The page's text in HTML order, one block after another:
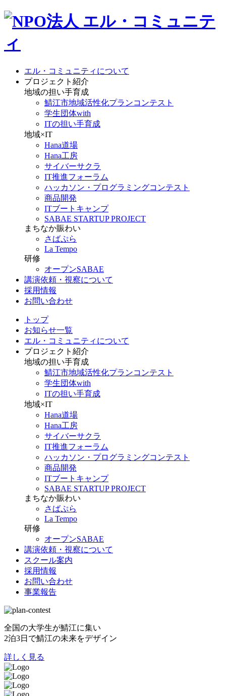
エル・コミュニティについて
プロジェクト紹介
地域の担い手育成
鯖江市地域活性化プランコンテスト
学生団体with
ITの担い手育成
地域×IT
Hana道場
Hana工房
サイバーサクラ
IT推進フォーラム
ハッカソン・プログラミングコンテスト
商品開発
ITブートキャンプ
SABAE STARTUP PROJECT
まちなか賑わい
さばぷら
La Tempo
研修
オープンSABAE
講演依頼・視察について
採用情報
お問い合わせ
トップ
お知らせ一覧
エル・コミュニティについて
プロジェクト紹介
地域の担い手育成
鯖江市地域活性化プランコンテスト
学生団体with
ITの担い手育成
地域×IT
Hana道場
Hana工房
サイバーサクラ
IT推進フォーラム
ハッカソン・プログラミングコンテスト
商品開発
ITブートキャンプ
SABAE STARTUP PROJECT
まちなか賑わい
さばぷら
La Tempo
研修
オープンSABAE
講演依頼・視察について
スクール案内
採用情報
お問い合わせ
事業報告
全国の大学生が鯖江に集い
2泊3日で鯖江の未来をデザイン
詳しく見る